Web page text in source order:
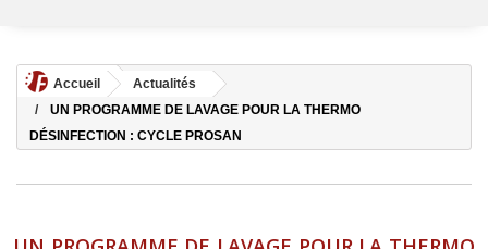
Accueil
Actualités
UN PROGRAMME DE LAVAGE POUR LA THERMO
DÉSINFECTION : CYCLE PROSAN